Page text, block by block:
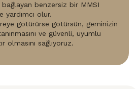
benzersiz bir MMSI
yardımcı olur.
götürürse götürsün, geminizin
ve güvenli, uyumlu
olmasını sağlıyoruz.